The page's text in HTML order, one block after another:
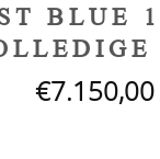
BLUE
€7.150,00